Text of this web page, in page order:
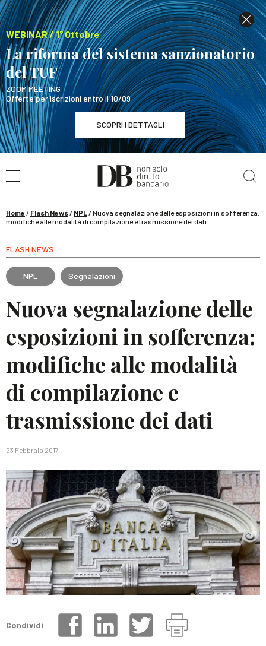
WEBINAR / 1° Ottobre
La riforma del sistema sanzionatorio
del TUF
ZOOM MEETING
Offerte per iscrizioni entro il 10/09
SCOPRI I DETTAGLI
WEBINAR / 1° Ottobre
La riforma del sistema sanzionatorio del TUF
Home / Flash News/ NPL/Nuova segnalazione delle esposizioni in sofferenza:
modifiche alle modalità di compilazione e trasmissione dei dati
FLASH NEWS
NPL Segnalazioni
Nuova segnalazione delle
esposizioni in sofferenza:
modifiche alle modalità
di compilazione e
trasmissione dei dati
23 Febbraio 2017
Condividi